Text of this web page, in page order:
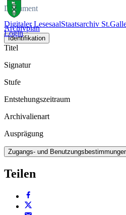
Digitaler LesesaalStaatsarchiv
Login
Dokument
Archivplan
Identifikation
Titel
Signatur
Stufe
Entstehungszeitraum
Archivalienart
Ausprägung
Zugangs- und
Teilen